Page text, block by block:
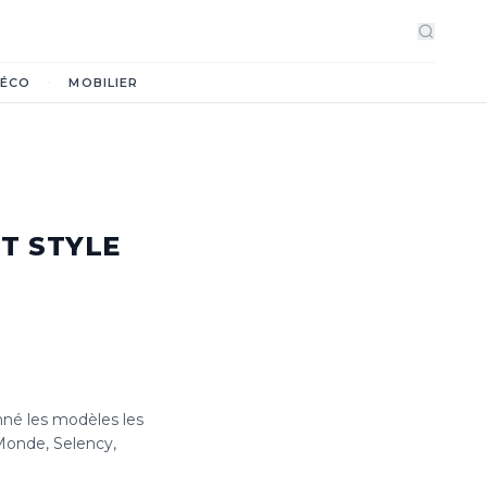
MOBILIER
STYLE
les modèles les
Selency,